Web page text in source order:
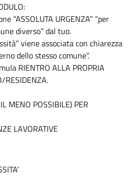
“ASSOLUTA URGENZA” “per
diverso” dal tuo.
viene associata con chiarezza
dello stesso comune”.
RIENTRO ALLA PROPRIA
RESIDENZA.
MENO POSSIBILE) PER
LAVORATIVE